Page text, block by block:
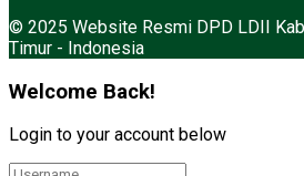
© 2025 Website Resmi DPD LDII
Timur - Indonesia
Welcome Back!
Login to your account below